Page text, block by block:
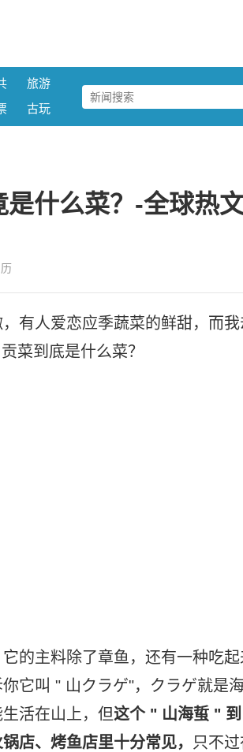
旅游
古玩
什么菜？-全球热
有人爱恋应季蔬菜的鲜甜，而我
菜到底是什么菜？
的主料除了章鱼，还有一种吃起
它叫 " 山クラゲ"，クラゲ就是
活在山上，但这个 " 山海蜇 " 到
店、烤鱼店里十分常见，
只不过